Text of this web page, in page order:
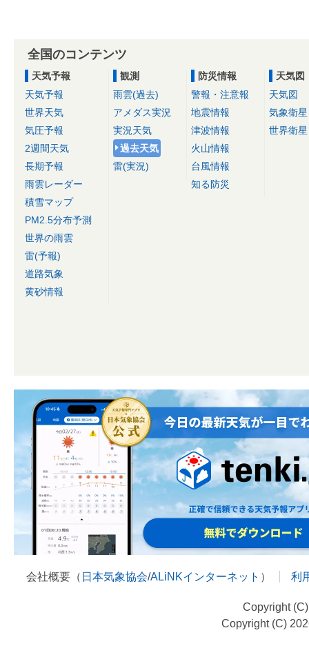
全国のコンテンツ
天気予報
天気予報
世界天気
気圧予報
2週間天気
長期予報
雨雲レーダー
積雪マップ
PM2.5分布予測
世界の雨雲
雷(予報)
道路気象
黄砂情報
観測
雨雲(過去)
アメダス実況
実況天気
過去天気
雷(実況)
防災情報
警報・注意報
地震情報
津波情報
火山情報
台風情報
知る防災
天気図
天気図
気象衛星
世界衛星
会社概要（ 日本気象協会/ALiNKインターネット ） 利
Copyright
Copyright (C)